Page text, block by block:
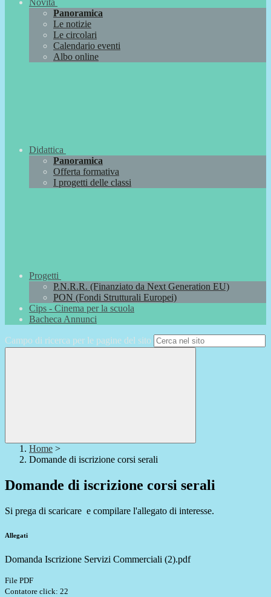
Novità
Panoramica
Le notizie
Le circolari
Calendario eventi
Albo online
Didattica
Panoramica
Offerta formativa
I progetti delle classi
Progetti
P.N.R.R. (Finanziato da Next Generation EU)
PON (Fondi Strutturali Europei)
Cips - Cinema per la scuola
Bacheca Annunci
Campo di ricerca per le pagine del sito
Home >
Domande di iscrizione corsi serali
Domande di iscrizione corsi serali
Si prega di scaricare e compilare l'allegato di interesse.
Allegati
Domanda Iscrizione Servizi Commerciali (2).pdf
File PDF
Contatore click: 22